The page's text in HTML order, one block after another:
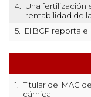
4.
Una fertilización
rentabilidad de
5.
El BCP reporta
1.
Titular del MAG
cárnica